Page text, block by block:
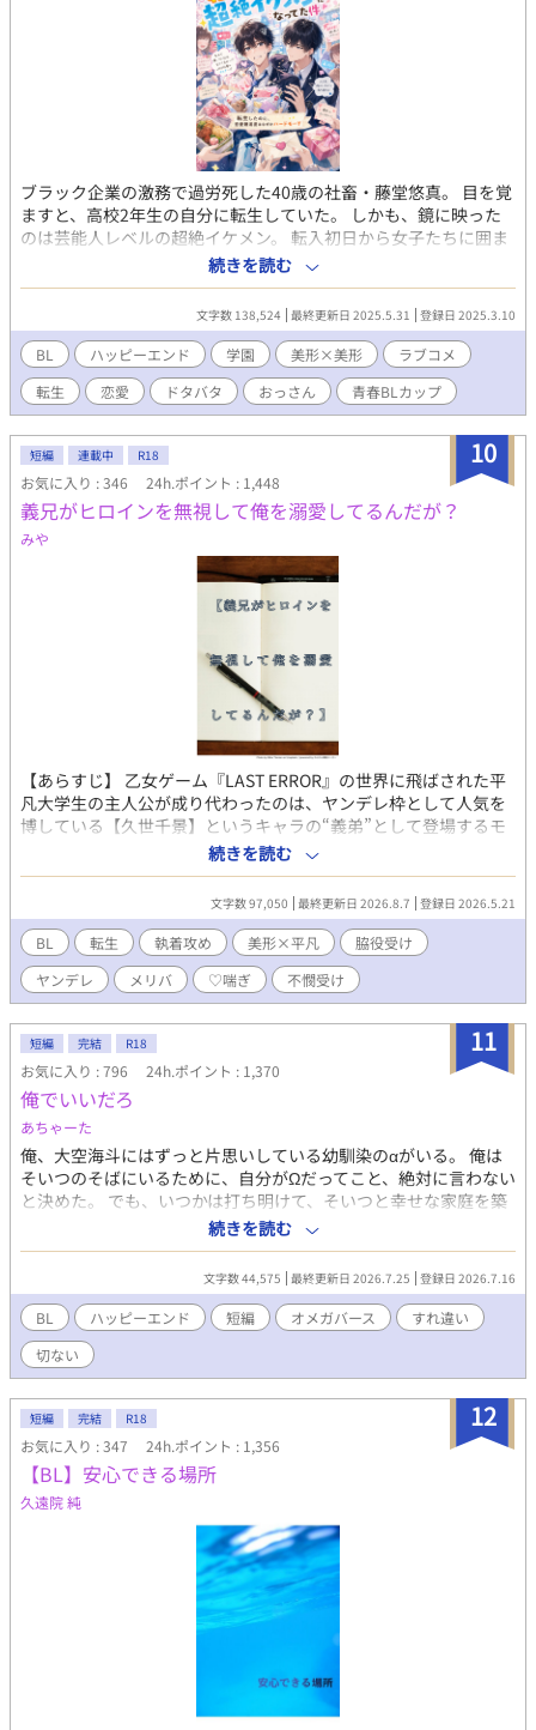
ブラック企業の激務で過労死した40歳の社畜・藤堂悠真。 目を覚
ますと、高校2年生の自分に転生していた。 しかも、鏡に映った
のは芸能人レベルの超絶イケメン。 転入初日から女子たちに囲ま
れ、学園中の話題の的に。 だが、社畜思考が抜けず**「これはマ
ーケティング施策か？」**と疑うばかり。 そして、モテすぎて業
務過多状態に陥る。 弁当争奪戦、放課後のデート攻勢…悠真の平
穏は完全に崩壊。 そんな中、唯一冷静な男・藤崎颯斗の存在に救
われる。 颯斗はやたらと落ち着いていて、悠真をさりげなくフォ
ローする。 「お前といると、楽だ」 次第に悠真の中で、彼の存在
が大きくなっていき――。 「お前、俺から逃げるな」 颯斗の言葉
に、悠真の心は大きく揺れ動く。 転生×学園ラブコメ×じわじわ
迫る恋。 これは、悠真が「本当に選ぶべきもの」を見つける物
語。 続編『元社畜の俺、大学生になってまたモテすぎてるけど、
今度は恋人がいるので無理です』 かつてブラック企業で心を擦り
減らし、過労死した元社畜の男・藤堂悠真は、 転生した高校時代
を経て、無事に大学生になった―― 恋人である藤崎颯斗と共に。
だが、大学という“自由すぎる”世界は、ふたりの関係を少しずつ
揺らがせていく。 「付き合ってるけど、誰にも言っていない」 そ
の選択が、予想以上のすれ違いを生んでいった。 モテ地獄の再
た“頑張る癖”。 甘えたくても甘えられない―― そんな悠真の隣
で、颯斗はずっと静かに手を差し伸べ続ける。 過去に縛られてい
た悠真が、未来を見つめ直すまでの じれ甘・再構築・すれ違いと
回復のキャンパス・ラブストーリー。 今度こそ、言葉にする。
「好きだよ」って、ちゃんと。
続きを読む
文字数 138,524 最終更新日 2025.5.31 登録日 2025.3.10
BL ハッピーエンド 学園 美形×美形
ラブコメ
転生
恋愛 ドタバタ おっさん 青春BLカップ​
10
短編 連載中 R18
お気に入り : 346 24h.ポイント : 1,448
義兄がヒロインを無視して俺を溺愛してるんだが？
みや
【あらすじ】 乙女ゲーム『LAST ERROR』の世界に飛ばされた平
凡大学生の主人公が成り代わったのは、ヤンデレ枠として人気を
博している【久世千景】というキャラの“義弟”として登場するモ
ブキャラ、【久世綾人】だった。 しかし、久世綾人は千景のバッ
ドエンドで彼に殺されてしまう運命を背負った不幸な少年だっ
た。主人公は、死亡フラグを回避するため、千景とヒロインが結
ばれるように、そして自身はストーリーから離脱できるように奔
走する。 しかし、逃げようとするほど深まっていく義兄の執着。
果たして、主人公はヤンデレ義兄から逃げ切れるのか？ －－－－
－－－－－－－－ ⚠️注意⚠️ ※R-18【無理矢理、♡喘ぎ、濁点喘
ぎ】 ※メイン攻め以外に襲われるシーン有り(※挿入なし) ※メリ
バ(監禁、洗脳有り) ※暴力表現あり(サブ攻めによる)
続きを読む
文字数 97,050 最終更新日 2026.8.7 登録日 2026.5.21
BL 転生 執着攻め 美形×平凡
脇役受け
ヤンデレ
メリバ ♡喘ぎ 不憫受け
11
短編 完結 R18
お気に入り : 796 24h.ポイント : 1,370
俺でいいだろ
あちゃーた
俺、大空海斗にはずっと片思いしている幼馴染のαがいる。 俺は
そいつのそばにいるために、自分がΩだってこと、絶対に言わない
と決めた。 でも、いつかは打ち明けて、そいつと幸せな家庭を築
きたい。 そんなこと思ってた。 でも、そいつは俺じゃなくて、違
うやつを好きになったらしい。 何で俺じゃダメなんだ？ あんなぽ
っと出のΩ野郎なんかより、俺の方がずっとずっと好きだったの
に。 だから、やってはいけないことをした。 それ以降、幼馴染と
は連絡を絶った。 そして俺は、思惑通り、俺よりも大事な、あい
つとの宝物を手に入れた。 それから至って普通の大学生として生
活していた。 けれども、突如、件の幼馴染が現れて… 0話〜10話
＋1話
続きを読む
文字数 44,575 最終更新日 2026.7.25 登録日 2026.7.16
BL ハッピーエンド 短編 オメガバース
すれ違い
切ない
12
短編 完結 R18
お気に入り : 347 24h.ポイント : 1,356
【BL】安心できる場所
久遠院 純